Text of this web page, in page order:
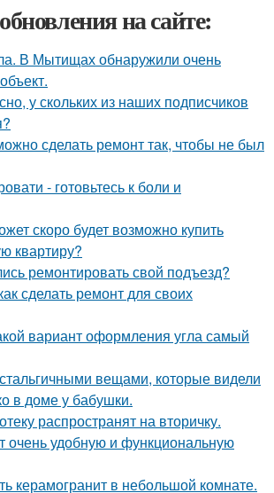
на сайте:
В Мытищах обнаружили очень
у скольких из наших подписчиков
сделать ремонт так, чтобы не был
- готовьтесь к боли и
скоро будет возможно купить
квартиру?
ремонтировать свой подъезд?
сделать ремонт для своих
вариант оформления угла самый
вещами, которые видели
в доме у бабушки.
распространят на вторичку.
очень удобную и функциональную
керамогранит в небольшой комнате.